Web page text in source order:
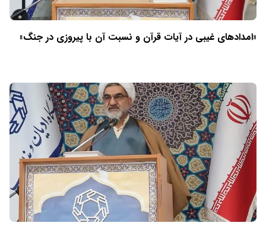
«امدادهای غیبی در آیات قرآن و نسبت آن با پیروزی در جنگ»